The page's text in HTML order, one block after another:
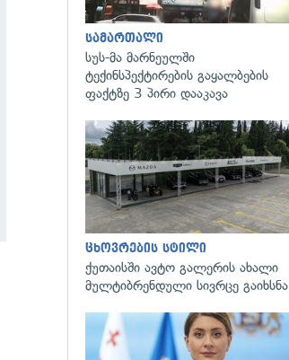
სამართალი
სუს-მა მარნეულში
ტექინსპექტირების გაყალბების
ფაქტზე 3 პირი დააკავა
ცხოვრების სტილი
ქუთაისში ავტო გალერის ახალი
მულტიბრენდული სივრცე გაიხსნა